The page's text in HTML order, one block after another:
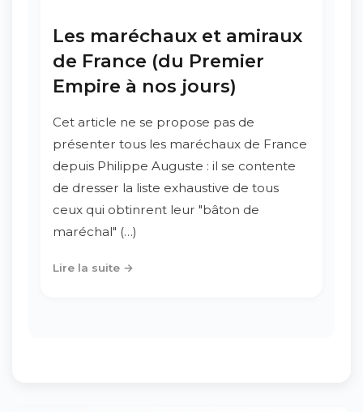
Les maréchaux et amiraux
de France (du Premier
Empire à nos jours)
Cet article ne se propose pas de
présenter tous les maréchaux de France
depuis Philippe Auguste : il se contente
de dresser la liste exhaustive de tous
ceux qui obtinrent leur "bâton de
maréchal" (…)
Lire la suite →